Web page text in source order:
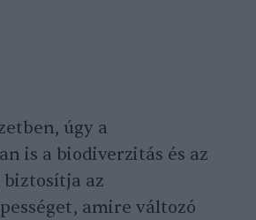
úgy a
is a biodiverzitás és az
biztosítja az
amire változó